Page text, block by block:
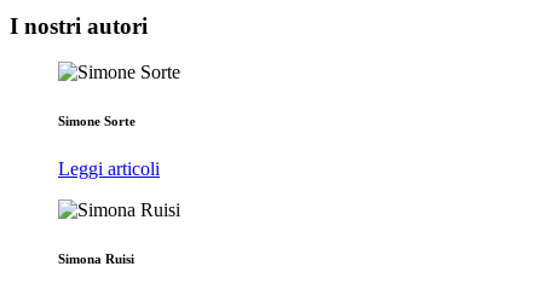
I nostri autori
Simone Sorte
Leggi articoli
Simona Ruisi